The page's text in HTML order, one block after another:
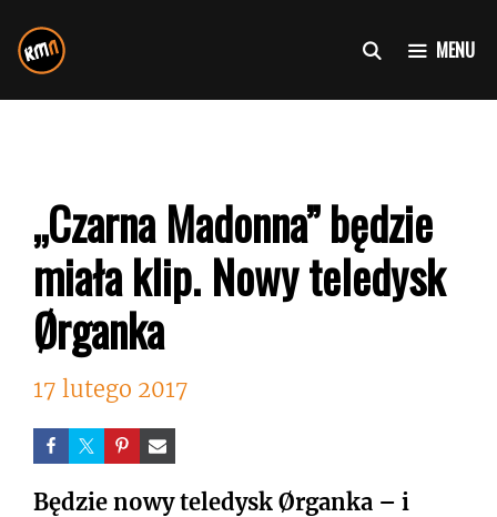
do
treści
MENU
„Czarna Madonna” będzie
miała klip. Nowy teledysk
Ørganka
17 lutego 2017
Będzie nowy teledysk Ørganka – i